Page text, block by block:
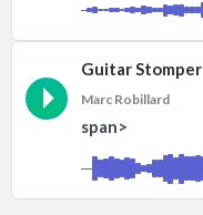
Guitar Stomper
Marc Robillard
span>